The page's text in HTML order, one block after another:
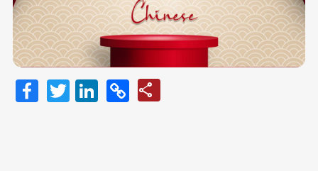
Facebook
TwitterLinkedIn
Copy
share